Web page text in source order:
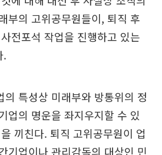
부의 고위공무원들이, 퇴직 후
전포석 작업을 진행하고 있는
.
의 특성상 미래부와 방통위의 정
업의 명운을 좌지우지할 수 있
끼친다. 퇴직 고위공무원이 업
기업이나 관리감독의 대상인 민